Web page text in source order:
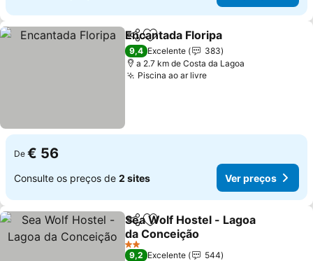
PartilharAdicionar aos favoritos
Encantada Floripa
9,4 Excelente
383
a 2.7 km de Costa da Lagoa
Piscina ao ar livre
De € 56
Consulte os preços de 2 sites Ver preços
PartilharAdicionar aos favoritos
Sea Wolf Hostel - Lagoa
da Conceição
2 Estrelas
9,2 Excelente
544